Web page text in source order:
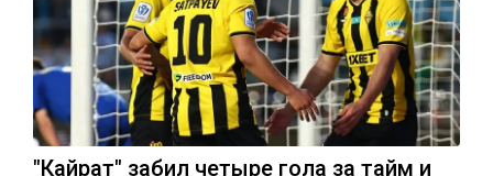
"Кайрат" забил четыре гола за тайм и